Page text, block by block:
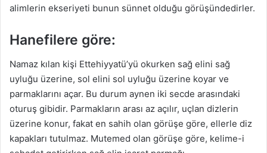
alimlerin ekseriyeti bunun sünnet olduğu görüşündedirler.
Hanefilere göre:
Namaz kılan kişi Ettehiyyatü’yü okurken sağ elini sağ
uyluğu üzerine, sol elini sol uyluğu üzerine koyar ve
parmaklarını açar. Bu durum aynen iki secde arasındaki
oturuş gibidir. Parmakların arası az açılır, uçlan dizlerin
üzerine konur, fakat en sahih olan görüşe göre, ellerle diz
kapakları tutulmaz. Mutemed olan görüşe göre, kelime-i